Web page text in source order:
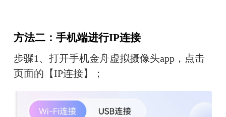
方法二：手机端进行IP连接
步骤1、打开手机金舟虚拟摄像头app，点击
页面的【IP连接】；